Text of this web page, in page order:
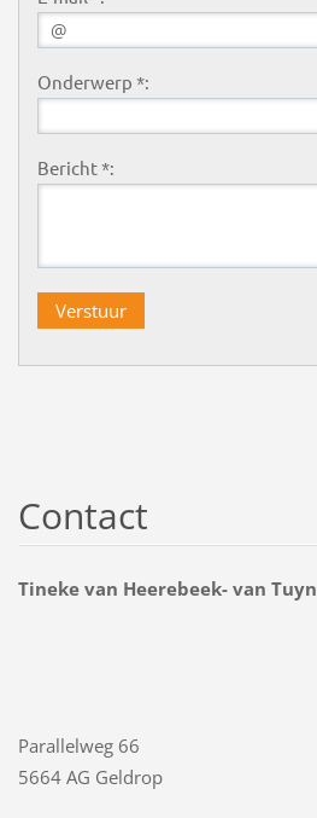
Onderwerp *:
Bericht *:
Contact
Tineke van Heerebeek- van Tuyn
Parallelweg 66
5664 AG Geldrop